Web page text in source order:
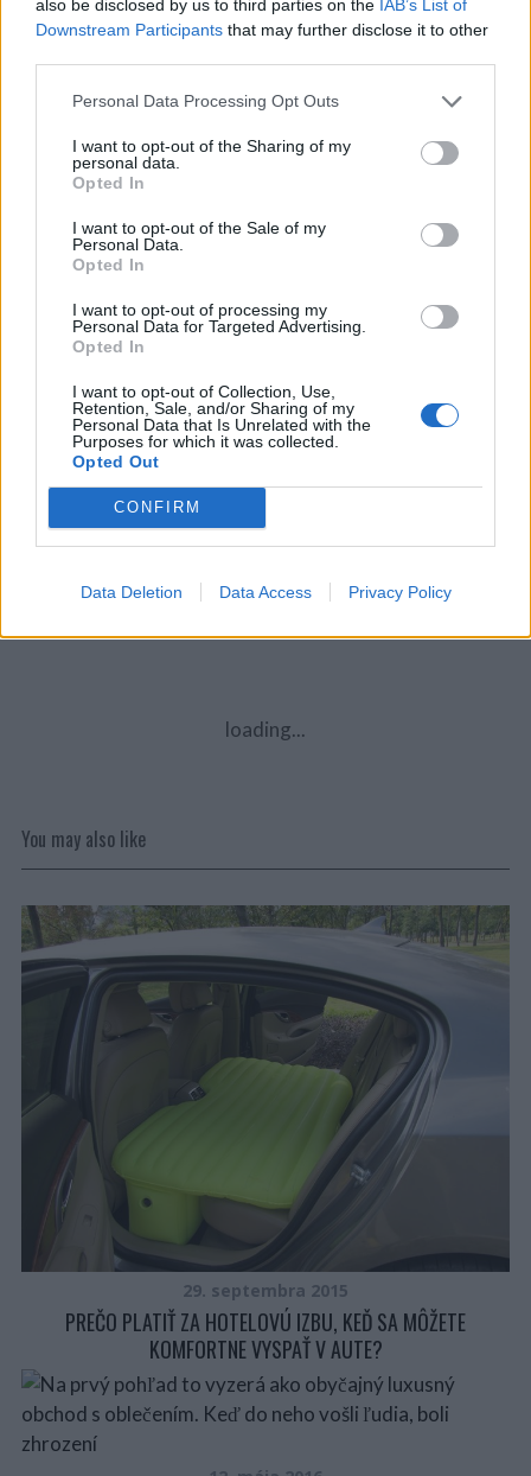
also be disclosed by us to third parties on the IAB’s List of
Downstream Participants that may further disclose it to other
Personal Data Processing Opt Outs
I want to opt-out of the Sharing of my
personal data.
Opted In
I want to opt-out of the Sale of my
Personal Data.
Opted In
I want to opt-out of processing my
Personal Data for Targeted Advertising.
Opted In
I want to opt-out of Collection, Use,
Retention, Sale, and/or Sharing of my
Personal Data that Is Unrelated with the
Purposes for which it was collected.
Opted Out
CONFIRM
Data Deletion Data Access Privacy Policy
loading...
You may also like
29. septembra 2015
PREČO PLATIŤ ZA HOTELOVÚ IZBU, KEĎ SA MÔŽETE
KOMFORTNE VYSPAŤ V AUTE?